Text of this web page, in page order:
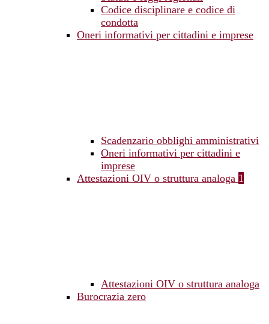
Codice disciplinare e codice di
condotta
Oneri informativi per cittadini e imprese
Scadenzario obblighi amministrativi
Oneri informativi per cittadini e
imprese
Attestazioni OIV o struttura analoga 1
Attestazioni OIV o struttura analoga
Burocrazia zero